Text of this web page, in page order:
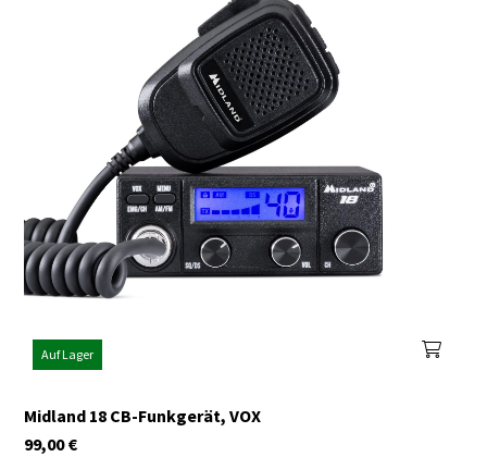
Auf Lager
Midland 18 CB-Funkgerät, VOX
€
99,00